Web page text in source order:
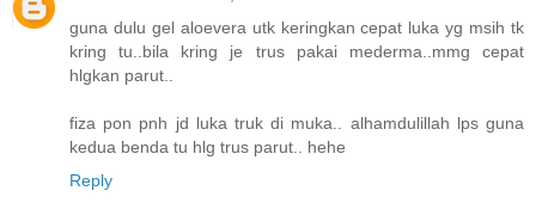
guna dulu gel aloevera utk keringkan cepat luka yg msih tk
kring tu..bila kring je trus pakai mederma..mmg cepat
hlgkan parut..
fiza pon pnh jd luka truk di muka.. alhamdulillah lps guna
kedua benda tu hlg trus parut.. hehe
Reply